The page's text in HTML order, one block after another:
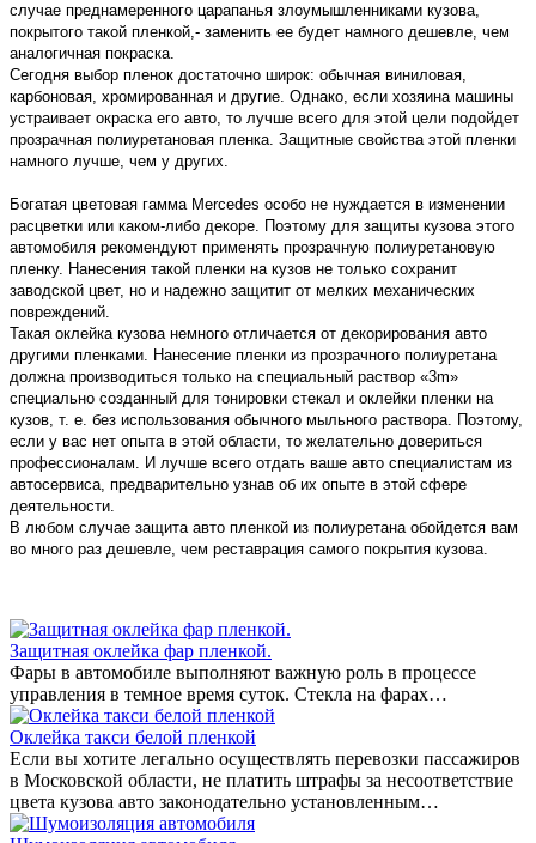
случае преднамеренного царапанья злоумышленниками кузова,
покрытого такой пленкой,- заменить ее будет намного дешевле, чем
аналогичная покраска.
Сегодня выбор пленок достаточно широк: обычная виниловая,
карбоновая, хромированная и другие. Однако, если хозяина машины
устраивает окраска его авто, то лучше всего для этой цели подойдет
прозрачная полиуретановая пленка. Защитные свойства этой пленки
намного лучше, чем у других.
Богатая цветовая гамма Mercedes особо не нуждается в изменении
расцветки или каком-либо декоре. Поэтому для защиты кузова этого
автомобиля рекомендуют применять прозрачную полиуретановую
пленку. Нанесения такой пленки на кузов не только сохранит
заводской цвет, но и надежно защитит от мелких механических
повреждений.
Такая оклейка кузова немного отличается от декорирования авто
другими пленками. Нанесение пленки из прозрачного полиуретана
должна производиться только на специальный раствор «3m»
специально созданный для тонировки стекал и оклейки пленки на
кузов, т. е. без использования обычного мыльного раствора. Поэтому,
если у вас нет опыта в этой области, то желательно довериться
профессионалам. И лучше всего отдать ваше авто специалистам из
автосервиса, предварительно узнав об их опыте в этой сфере
деятельности.
В любом случае защита авто пленкой из полиуретана обойдется вам
во много раз дешевле, чем реставрация самого покрытия кузова.
Защитная оклейка фар пленкой.
Фары в автомобиле выполняют важную роль в процессе
управления в темное время суток. Стекла на фарах…
Оклейка такси белой пленкой
Если вы хотите легально осуществлять перевозки пассажиров
в Московской области, не платить штрафы за несоответствие
цвета кузова авто законодательно установленным…